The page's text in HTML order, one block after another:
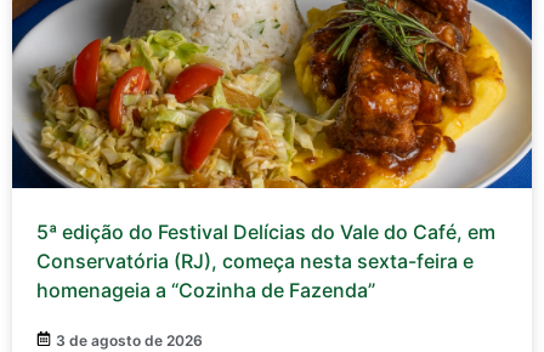
5ª edição do Festival Delícias do Vale do Café, em
Conservatória (RJ), começa nesta sexta-feira e
homenageia a “Cozinha de Fazenda”
3 de agosto de 2026